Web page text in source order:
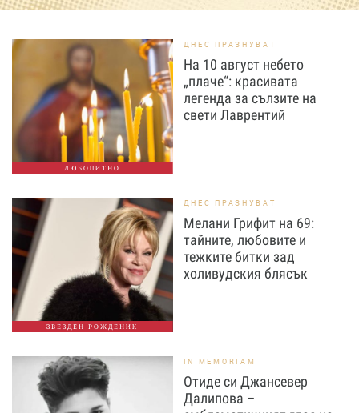
ЛЮБОПИТНО
ДНЕС ПРАЗНУВАТ
На 10 август небето
„плаче“: красивата
легенда за сълзите на
свети Лаврентий
ЗВЕЗДЕН РОЖДЕНИК
ДНЕС ПРАЗНУВАТ
Мелани Грифит на 69:
тайните, любовите и
тежките битки зад
холивудския блясък
IN MEMORIAM
Отиде си Джансевер
Далипова –